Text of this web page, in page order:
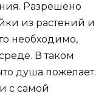
Разрешено
из растений и
необходимо,
В таком
душа пожелает.
с самой